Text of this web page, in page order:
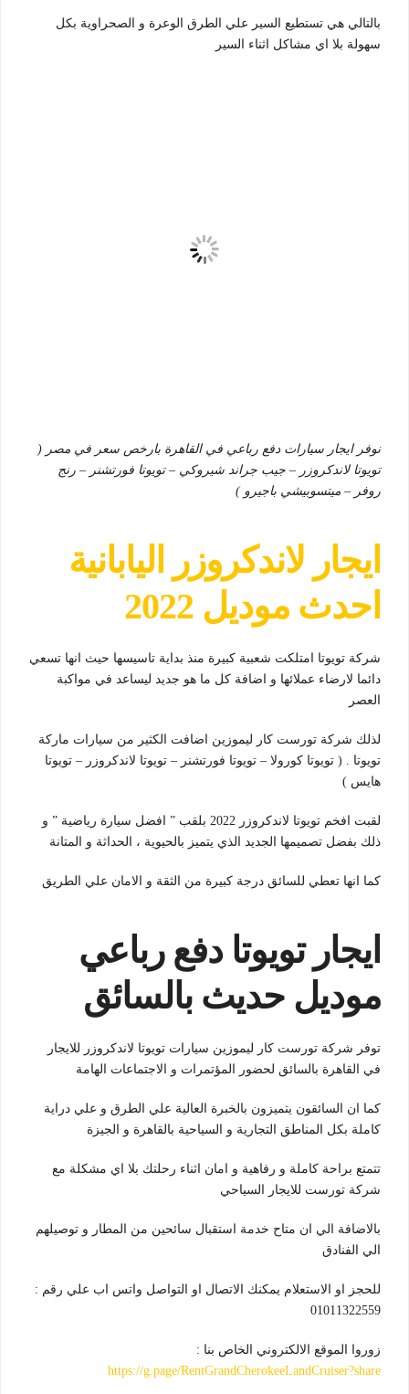
بالتالي هي تستطيع السير علي الطرق الوعرة و الصحراوية بكل
سهولة بلا اي مشاكل اثناء السير
نوفر ايجار سيارات دفع رباعي في القاهرة بارخص سعر في مصر (
تويوتا لاندكروزر – جيب جراند شيروكي – تويوتا فورتشنر – رنج
روفر – ميتسوبيشي باجيرو )
ايجار لاندكروزر اليابانية
احدث موديل 2022
شركة تويوتا امتلكت شعبية كبيرة منذ بداية تاسيسها حيث انها تسعي
دائما لارضاء عملائها و اضافة كل ما هو جديد ليساعد في مواكبة
العصر
لذلك شركة تورست كار ليموزين اضافت الكثير من سيارات ماركة
تويوتا . ( تويوتا كورولا – تويوتا فورتشنر – تويوتا لاندكروزر – تويوتا
هايس )
لقبت افخم تويوتا لاندكروزر 2022 بلقب ” افضل سيارة رياضية ” و
ذلك بفضل تصميمها الجديد الذي يتميز بالحيوية ، الحداثة و المتانة
كما انها تعطي للسائق درجة كبيرة من الثقة و الامان علي الطريق
ايجار تويوتا دفع رباعي
موديل حديث بالسائق
توفر شركة تورست كار ليموزين سيارات تويوتا لاندكروزر للايجار
في القاهرة بالسائق لحضور المؤتمرات و الاجتماعات الهامة
كما ان السائقون يتميزون بالخبرة العالية علي الطرق و علي دراية
كاملة بكل المناطق التجارية و السياحية بالقاهرة و الجيزة
تتمتع براحة كاملة و رفاهية و امان اثناء رحلتك بلا اي مشكلة مع
شركة تورست للايجار السياحي
بالاضافة الي ان متاح خدمة استقبال سائحين من المطار و توصيلهم
الي الفنادق
للحجز او الاستعلام يمكنك الاتصال او التواصل واتس اب علي رقم :
01011322559
زوروا الموقع الالكتروني الخاص بنا :
https://g.page/RentGrandCherokeeLandCruiser?share